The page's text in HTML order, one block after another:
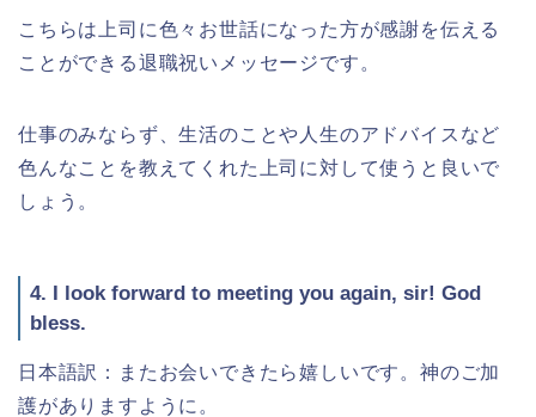
こちらは上司に色々お世話になった方が感謝を伝える
ことができる退職祝いメッセージです。
仕事のみならず、生活のことや人生のアドバイスなど
色んなことを教えてくれた上司に対して使うと良いで
しょう。
4. I look forward to meeting you again, sir! God
bless.
日本語訳：またお会いできたら嬉しいです。神のご加
護がありますように。